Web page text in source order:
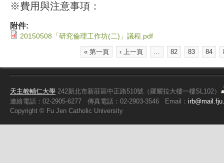
※費用與注意事項：
附件:
20150508「研究倫理工作坊(二)」議程.pdf
« 第一頁 ‹ 上一頁 … 82 83 84
天主教輔仁大學 242新北市新莊區中正路510號（羅耀拉大樓一樓SL102）
連絡電話：02-2905-6277
傳真電話：02-2903-3546 Email：
Copyright © Fu Jen Catholic University